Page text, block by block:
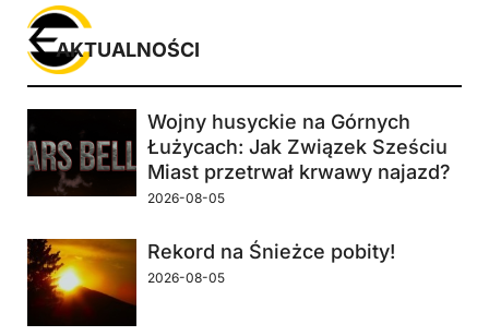
Wojny husyckie na Górnych
Łużycach: Jak Związek Sześciu
Miast przetrwał krwawy najazd?
2026-08-05
Rekord na Śnieżce pobity!
2026-08-05
AKTUALNOŚCI